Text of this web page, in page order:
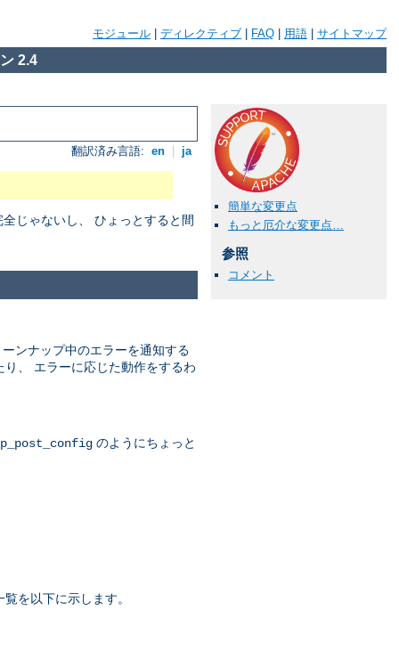
モジュール ディレクティブ FAQ 用語 サイトマップ
2.4
翻訳済み言語: en ja
じゃないし、 ひょっとすると間
簡単な変更点
もっと厄介な変更点…
参照
コメント
ンナップ中のエラーを通知する
、 エラーに応じた動作をするわ
のようにちょっと
を以下に示します。